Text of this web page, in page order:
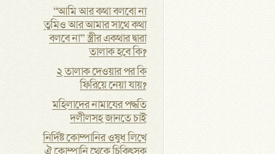
“আমি আর কথা বলবো না
তুমিও আর আমার সাথে কথা
বলবে না” স্ত্রীর একথার দ্বারা
তালাক হবে কি?
২ তালাক দেওয়ার পর কি
ফিরিয়ে নেয়া যায়?
মহিলাদের নামাযের পদ্ধতি
দলীলসহ জানতে চাই
নির্দিষ্ট কোম্পানির ওষুধ লিখে